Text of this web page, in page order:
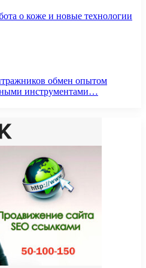
о коже и новые технологии
обмен опытом
инструментами…